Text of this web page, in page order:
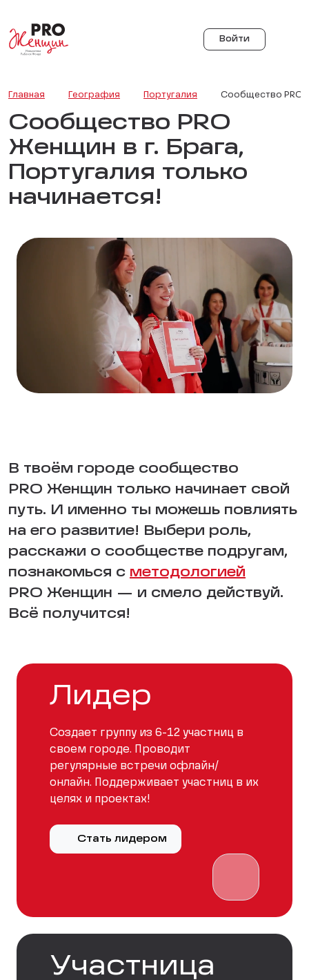
Войти
Главная География Португалия Сообщество PRO
Сообщество PRO
Женщин в г. Брага,
Португалия только
начинается!
В твоём городе сообщество
PRO Женщин только начинает свой
путь. И именно ты можешь повлиять
на его развитие! Выбери роль,
расскажи о сообществе подругам,
познакомься с методологией
PRO Женщин — и смело действуй.
Всё получится!
Лидер
Создает группу из 6-12 участниц в
своем городе. Проводит
регулярные встречи офлайн/
онлайн. Поддерживает участниц в их
целях и проектах!
Стать лидером
Участница